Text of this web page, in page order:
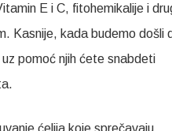
E i C, fitohemikalije i
Kasnije, kada budemo došli
pomoć njih ćete snabdeti
ćelija koje sprečavaju